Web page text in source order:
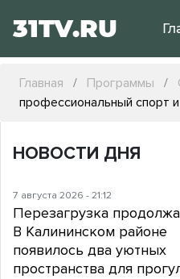
31TV.RU
Главная Программы
профессиональный спорт
НОВОСТИ ДНЯ
7 августа 2026 - 21:12
Перезагрузка
В Калининском районе
появилось два уютных
пространства для